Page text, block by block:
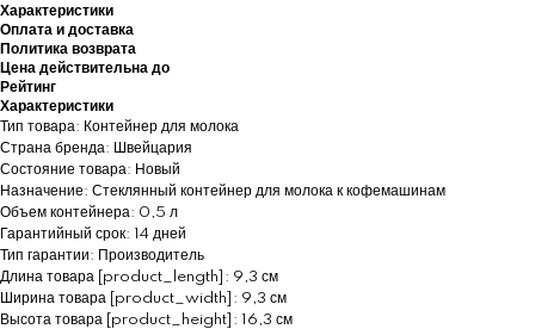
Характеристики
Оплата и доставка
Политика возврата
Цена действительна до
Рейтинг
Характеристики
Тип товара: Контейнер для молока
Страна бренда: Швейцария
Состояние товара: Новый
Назначение: Стеклянный контейнер для молока к кофемашинам
Объем контейнера: 0,5 л
Гарантийный срок: 14 дней
Тип гарантии: Производитель
Длина товара [product_length]: 9,3 см
Ширина товара [product_width]: 9,3 см
Высота товара [product_height]: 16,3 см